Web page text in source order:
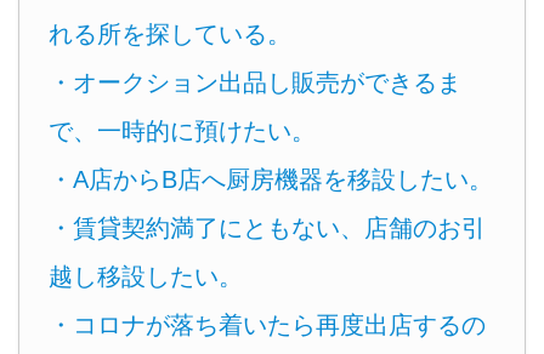
れる所を探している。
・オークション出品し販売ができるま
で、一時的に預けたい。
・A店からB店へ厨房機器を移設したい。
・賃貸契約満了にともない、店舗のお引
越し移設したい。
・コロナが落ち着いたら再度出店するの